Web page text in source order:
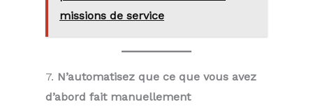
missions de service
7. N’automatisez que ce que vous avez
d’abord fait manuellement